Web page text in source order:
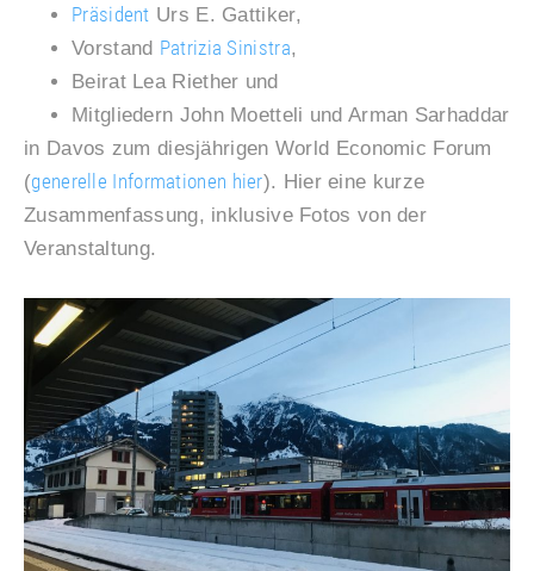
Präsident Urs E. Gattiker,
Vorstand Patrizia Sinistra,
Beirat Lea Riether und
Mitgliedern John Moetteli und Arman Sarhaddar
in Davos zum diesjährigen World Economic Forum
(generelle Informationen hier). Hier eine kurze
Zusammenfassung, inklusive Fotos von der
Veranstaltung.